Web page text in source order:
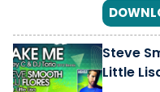
Steve
Little